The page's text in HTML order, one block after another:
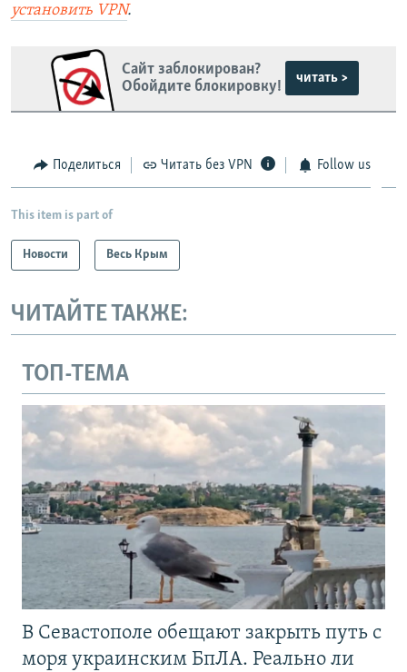
установить VPN.
Сайт заблокирован?
Обойдите блокировку!
читать >
Поделиться Читать без VPN Follow us
This item is part of
Новости Весь Крым
ЧИТАЙТЕ ТАКЖЕ:
ТОП-ТЕМА
В Севастополе обещают закрыть путь с
моря украинским БпЛА. Реально ли